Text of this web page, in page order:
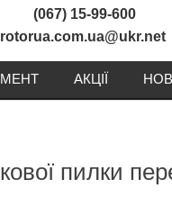
(067) 15-99-600
rotorua.com.ua@ukr.net
АКЦІЇ
пилки